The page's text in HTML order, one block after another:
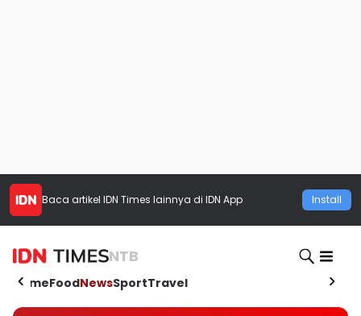
Baca artikel IDN Times lainnya di IDN App Install
NTB
HomeFoodNewsSportTravel